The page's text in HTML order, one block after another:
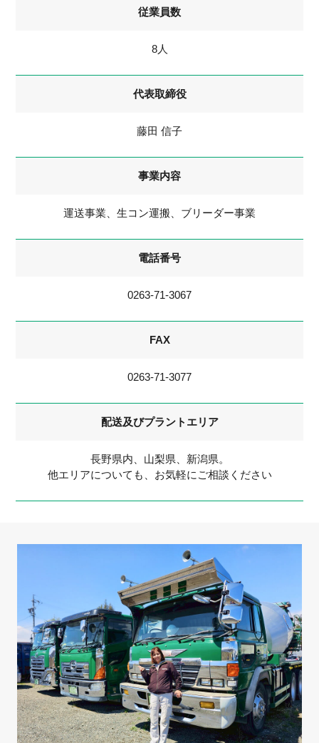
従業員数
8人
代表取締役
藤田 信子
事業内容
運送事業、生コン運搬、ブリーダー事業
電話番号
0263-71-3067
FAX
0263-71-3077
配送及びプラントエリア
長野県内、山梨県、新潟県。
他エリアについても、お気軽にご相談ください